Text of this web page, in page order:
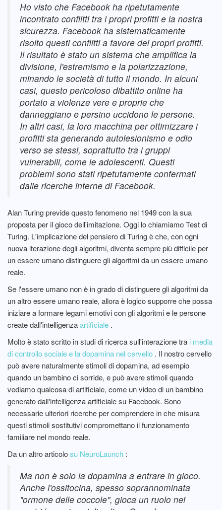
Ho visto che Facebook ha ripetutamente
incontrato conflitti tra i propri profitti e la nostra
sicurezza. Facebook ha sistematicamente
risolto questi conflitti a favore dei propri profitti.
Il risultato è stato un sistema che amplifica la
divisione, l'estremismo e la polarizzazione,
minando le società di tutto il mondo. In alcuni
casi, questo pericoloso dibattito online ha
portato a violenze vere e proprie che
danneggiano e persino uccidono le persone.
In altri casi, la loro macchina per ottimizzare i
profitti sta generando autolesionismo e odio
verso se stessi, soprattutto tra i gruppi
vulnerabili, come le adolescenti. Questi
problemi sono stati ripetutamente confermati
dalle ricerche interne di Facebook.
Alan Turing previde questo fenomeno nel 1949 con la sua
proposta per il gioco dell'imitazione. Oggi lo chiamiamo Test di
Turing. L'implicazione del pensiero di Turing è che, con ogni
nuova iterazione degli algoritmi, diventa sempre più difficile per
un essere umano distinguere gli algoritmi da un essere umano
reale.
Se l'essere umano non è in grado di distinguere gli algoritmi da
un altro essere umano reale, allora è logico supporre che possa
iniziare a formare legami emotivi con gli algoritmi e le persone
create dall'intelligenzaartificiale .
Molto è stato scritto in studi di ricerca sull'interazione tra i media
di controllo sociale e la dopamina nel cervello . Il nostro cervello
può avere naturalmente stimoli di dopamina, ad esempio
quando un bambino ci sorride, e può avere stimoli quando
vediamo qualcosa di artificiale, come un video di un bambino
generato dall'intelligenza artificiale su Facebook. Sono
necessarie ulteriori ricerche per comprendere in che misura
questi stimoli sostitutivi compromettano il funzionamento
familiare nel mondo reale.
Da un altro articolosu NeuroLaunch :
Ma non è solo la dopamina a entrare in gioco.
Anche l'ossitocina, spesso soprannominata
"ormone delle coccole", gioca un ruolo nei